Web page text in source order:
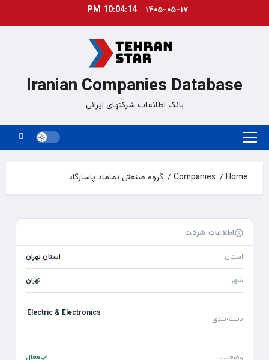
۱۴۰۵-۰۵-۱۷ 10:04:14 PM
Iranian Companies Database
بانک اطلاعات شرکتهای ایرانی
Primary
Home
Companies گروه صنعتی نماماد پاسارگاد
اطلاعات شرکت
استان استان تهران
شهر تهران
دسته‌بندی
Electric & Electronics
وضعیت فعال